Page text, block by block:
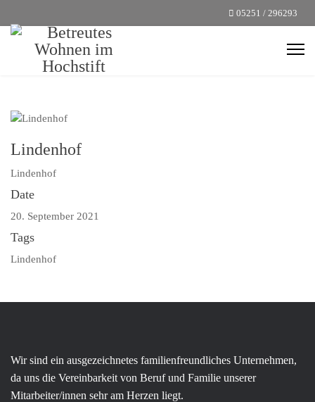
05251 / 296293
Lindenhof
Lindenhof
Date
20. September 2021
Tags
Lindenhof
Wir sind ein ausgezeichnetes familienfreundliches Unternehmen,
da uns die Vereinbarkeit von Beruf und Familie unserer
Mitarbeiter/innen sehr am Herzen liegt.